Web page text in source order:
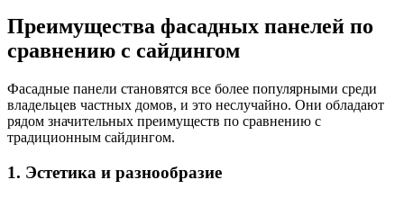
Преимущества фасадных панелей по
сравнению с сайдингом
Фасадные панели становятся все более популярными среди
владельцев частных домов, и это неслучайно. Они обладают
рядом значительных преимуществ по сравнению с
традиционным сайдингом.
1. Эстетика и разнообразие